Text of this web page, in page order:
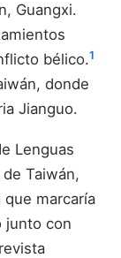
Guangxi.
bélico.1
donde
Jianguo.
Lenguas
Taiwán,
marcaría
junto con